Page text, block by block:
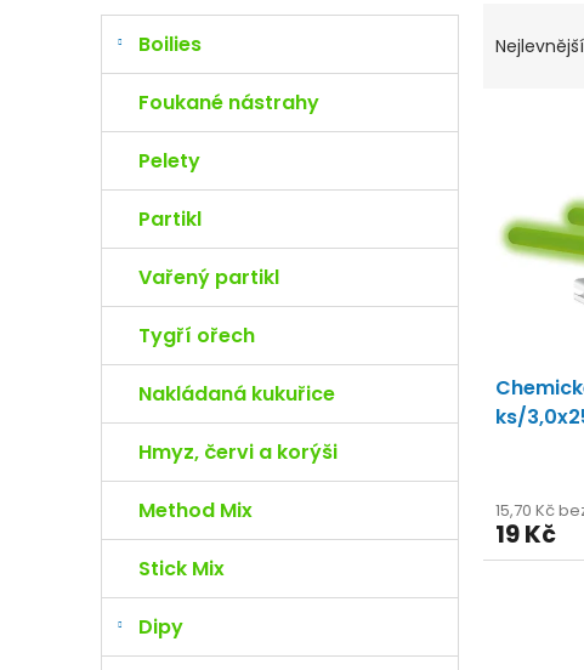
r
n
í
l
Boilies
Foukané nástrahy
Pelety
Partikl
Vařený partikl
Tygří ořech
Nakládaná kukuřice
Hmyz, červi a korýši
Method Mix
Stick Mix
Dipy
aNejlevnější
ks/
15,70 Kč
19 Kč